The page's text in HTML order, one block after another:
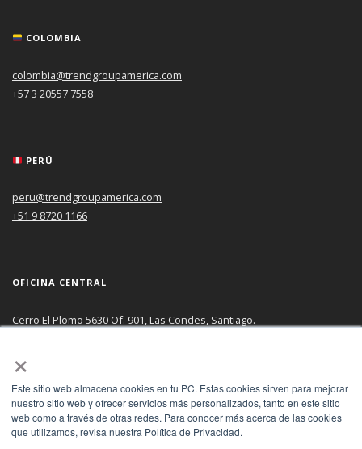
×
Este sitio web almacena cookies en tu PC. Estas cookies sirven para mejorar
nuestro sitio web y ofrecer servicios más personalizados, tanto en este sitio
web como a través de otras redes. Para conocer más acerca de las cookies
que utilizamos, revisa nuestra Política de Privacidad.
COLOMBIA
colombia@trendgroupamerica.com
+57 3 20557 7558
PERÚ
peru@trendgroupamerica.com
+51 9 8720 1166
OFICINA CENTRAL
Cerro El Plomo 5630 Of. 901, Las Condes, Santiago.
Copyright © TREND GROUP AMERICA SPA 2020. Todos los derechos
reservados. Políticas de privacidad de sitios